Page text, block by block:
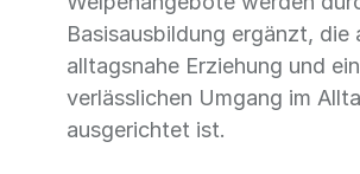
Basisausbildung ergänzt, die
alltagsnahe Erziehung und
verlässlichen Umgang im
ausgerichtet ist.